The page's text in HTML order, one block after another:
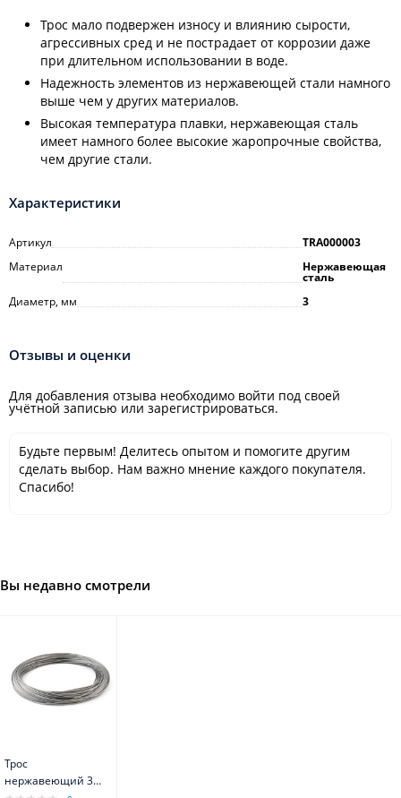
Трос мало подвержен износу и влиянию сырости,
агрессивных сред и не пострадает от коррозии даже
при длительном использовании в воде.
Надежность элементов из нержавеющей стали намного
выше чем у других материалов.
Высокая температура плавки, нержавеющая сталь
имеет намного более высокие жаропрочные свойства,
чем другие стали.
Характеристики
Артикул
TRA000003
Материал
Нержавеющая
сталь
Диаметр, мм
3
Отзывы и оценки
Для добавления отзыва необходимо войти под своей
учётной записью или зарегистрироваться.
Будьте первым! Делитесь опытом и помогите другим
сделать выбор. Нам важно мнение каждого покупателя.
Спасибо!
Вы недавно смотрели
Трос
нержавеющий 3